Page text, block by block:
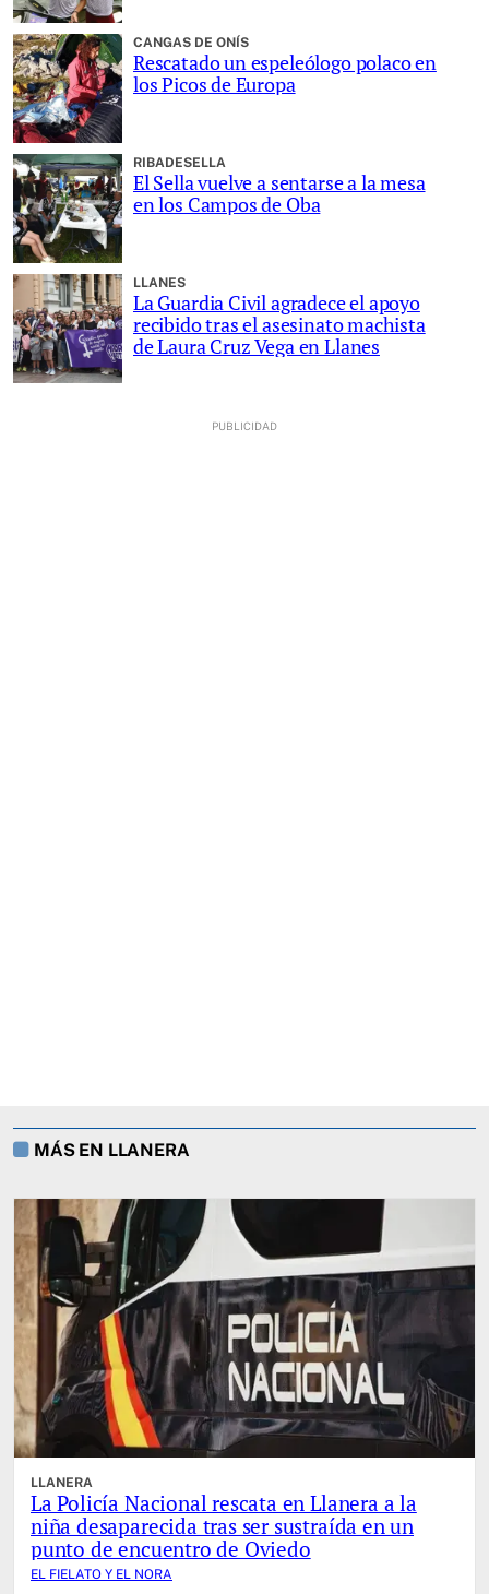
CANGAS DE ONÍS
Rescatado un espeleólogo polaco en
los Picos de Europa
RIBADESELLA
El Sella vuelve a sentarse a la mesa
en los Campos de Oba
LLANES
La Guardia Civil agradece el apoyo
recibido tras el asesinato machista
de Laura Cruz Vega en Llanes
MÁS EN LLANERA
LLANERA
La Policía Nacional rescata en Llanera a la
niña desaparecida tras ser sustraída en un
punto de encuentro de Oviedo
EL FIELATO Y EL NORA